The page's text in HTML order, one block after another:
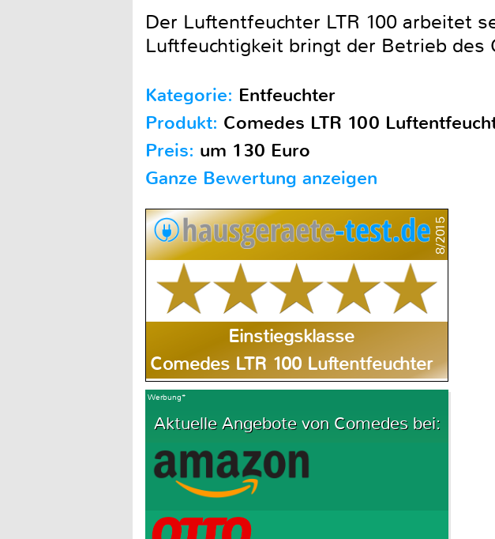
Der Luftentfeuchter LTR 100 arbeitet
Luftfeuchtigkeit bringt der Betrieb des
Kategorie: Entfeuchter
Produkt: Comedes LTR 100
Preis: um 130 Euro
Ganze Bewertung anzeigen
8/2015
Einstiegsklasse
Comedes LTR 100 Luftentfeuchter
Werbung*
Aktuelle Angebote von Comedes bei: